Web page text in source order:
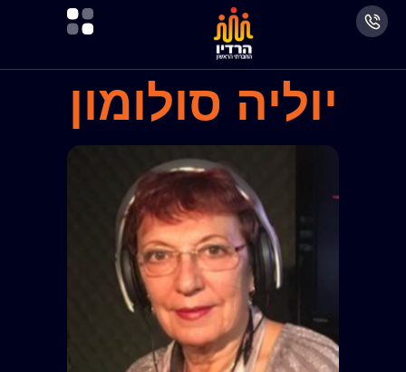
יוליה סולומון